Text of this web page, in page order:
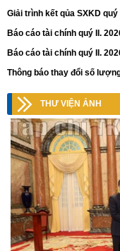
Giải trình kết qủa SXKD quý
Báo cáo tài chính quý II.
Báo cáo tài chính quý II.
Thông báo thay đổi số
THƯ VIỆN ẢNH